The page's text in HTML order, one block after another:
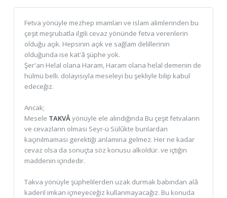
Fetva yönüyle mezhep imamları ve islam alimlerinden bu
çeşit meşrubatla ilgili cevaz yönünde fetva verenlerin
olduğu açık. Hepsinin açık ve sağlam delillerinin
olduğunda ise kat'â şüphe yok.
Şer'an Helal olana Haram, Haram olana helal demenin de
hülmü belli. dolayısıyla meseleyi bu şekliyle bilip kabul
edeceğiz.
Ancak;
Mesele TAKVÂyönüyle ele alındığında Bu çeşit fetvaların
ve cevazların olması Seyr-ü Sülûkte bunlardan
kaçınılmaması gerektiği anlamına gelmez. Her ne kadar
cevaz olsa da sonuçta söz konusu alkoldür. ve içtiğin
maddenin içindedir.
Takva yönüyle şüphelilerden uzak durmak babından alâ
kaderil imkan içmeyeceğiz kullanmayacağız. Bu konuda